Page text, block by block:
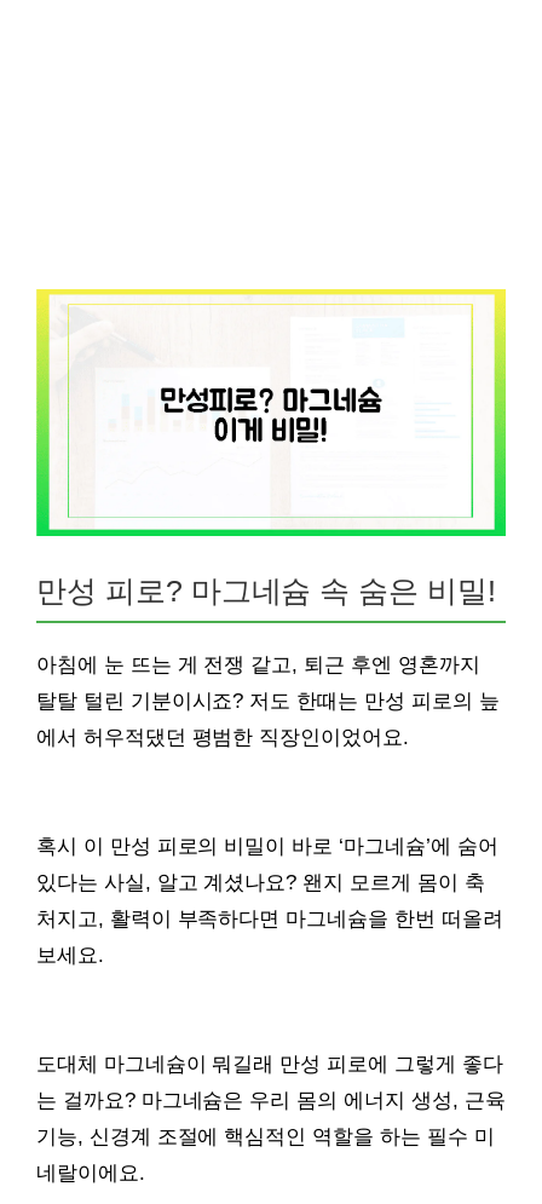
만성 피로? 마그네슘 속 숨은 비밀!
아침에 눈 뜨는 게 전쟁 같고, 퇴근 후엔 영혼까지
탈탈 털린 기분이시죠? 저도 한때는 만성 피로의 늪
에서 허우적댔던 평범한 직장인이었어요.
혹시 이 만성 피로의 비밀이 바로 ‘마그네슘’에 숨어
있다는 사실, 알고 계셨나요? 왠지 모르게 몸이 축
처지고, 활력이 부족하다면 마그네슘을 한번 떠올려
보세요.
도대체 마그네슘이 뭐길래 만성 피로에 그렇게 좋다
는 걸까요? 마그네슘은 우리 몸의 에너지 생성, 근육
기능, 신경계 조절에 핵심적인 역할을 하는 필수 미
네랄이에요.